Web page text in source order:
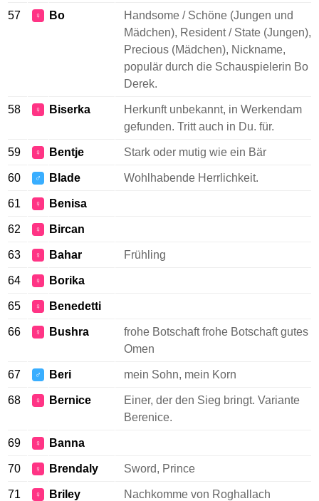
57 ♀ Bo
Handsome / Schöne (Jungen und
Mädchen), Resident / State (Jungen),
Precious (Mädchen), Nickname,
populär durch die Schauspielerin Bo
Derek.
58 ♀ Biserka
Herkunft unbekannt, in Werkendam
gefunden. Tritt auch in Du. für.
59 ♀ Bentje Stark oder mutig wie ein Bär
60 ♂ Blade Wohlhabende Herrlichkeit.
61 ♀ Benisa
62 ♀ Bircan
63 ♀ Bahar Frühling
64 ♀ Borika
65 ♀ Benedetti
66 ♀ Bushra
frohe Botschaft frohe Botschaft gutes
Omen
67 ♂ Beri mein Sohn, mein Korn
68 ♀ Bernice
Einer, der den Sieg bringt. Variante
Berenice.
69 ♀ Banna
70 ♀ Brendaly Sword, Prince
71 ♀ Briley Nachkomme von Roghallach